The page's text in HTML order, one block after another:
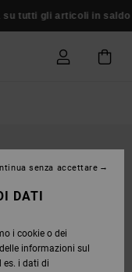
tutti gli articoli in saldo
DATI
i cookie o dei
informazioni sul
i dati di
senza accettare